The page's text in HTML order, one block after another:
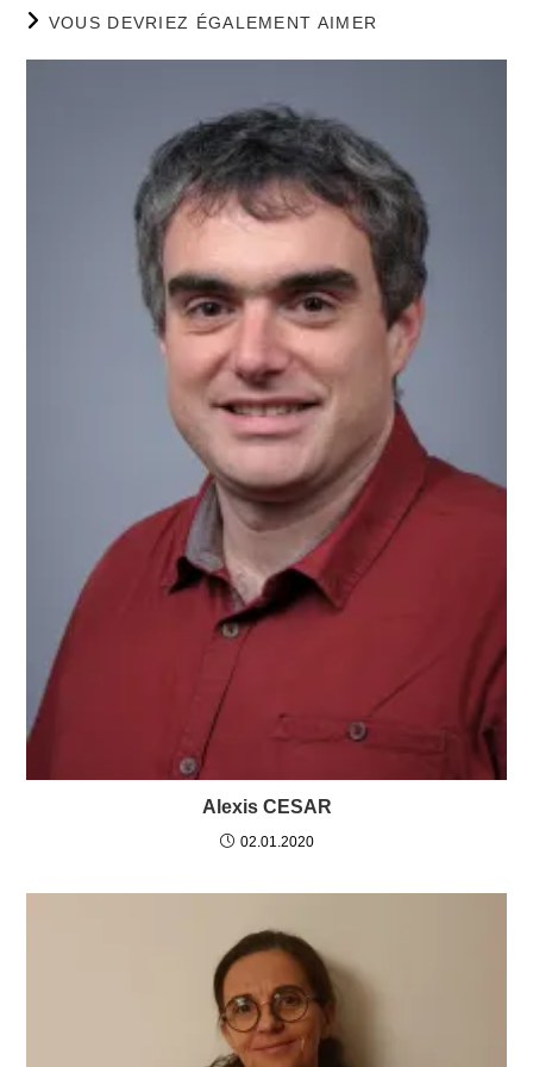
VOUS DEVRIEZ ÉGALEMENT AIMER
Alexis CESAR
02.01.2020